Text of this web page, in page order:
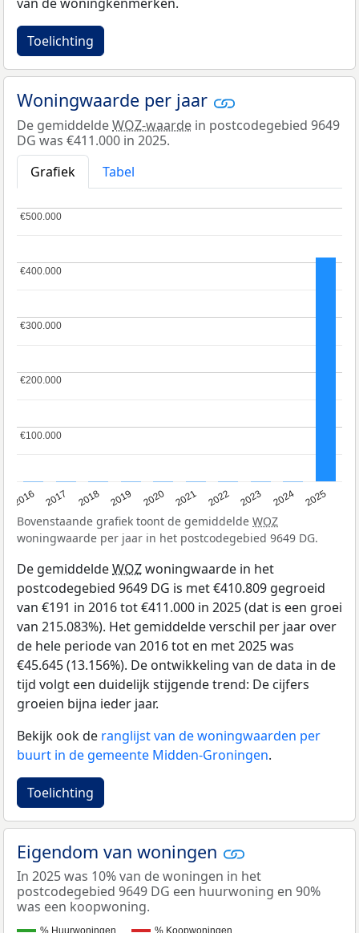
Toelichting
Woningwaarde per jaar
De gemiddeldeWOZ-waarde in postcodegebied 9649
DG was €411.000 in 2025.
Grafiek
Tabel
2016 2017 2018 2019 2020 2021 2022 2023 2024 2025
€100.000
€100.000
€200.000
€200.000
€300.000
€300.000
€400.000
€400.000
€500.000
€500.000
Bovenstaande grafiek toont de gemiddelde WOZ
woningwaarde per jaar in het postcodegebied 9649 DG.
De gemiddeldeWOZwoningwaarde in het
postcodegebied 9649 DG is met €410.809 gegroeid
van €191 in 2016 tot €411.000 in 2025 (dat is een groei
van 215.083%). Het gemiddelde verschil per jaar over
de hele periode van 2016 tot en met 2025 was
€45.645 (13.156%). De ontwikkeling van de data in de
tijd volgt een duidelijk stijgende trend: De cijfers
groeien bijna ieder jaar.
Bekijk ook de ranglijst van de woningwaarden per
buurt in de gemeente Midden-Groningen.
Toelichting
Eigendom van woningen
In 2025 was 10% van de woningen in het
postcodegebied 9649 DG een huurwoning en 90%
was een koopwoning.
% Huurwoningen % Koopwoningen